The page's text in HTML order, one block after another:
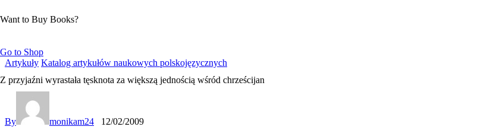
Want to Buy Books?
Go to Shop
Artykuły Katalog artykułów naukowych polskojęzycznych
Z przyjaźni wyrastała tęsknota za większą jednością wśród chrześcijan
By monikam24
12/02/2009